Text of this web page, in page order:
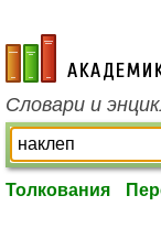
academic.ru
Словари и
Толкования